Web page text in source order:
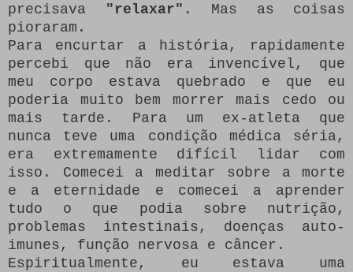
precisava
"relaxar" .
Mas as coisas
pioraram.
Para encurtar a história, rapidamente
percebi que não era invencível, que
meu corpo estava quebrado e que eu
poderia muito bem morrer mais cedo ou
mais tarde.
Para um ex-atleta que
nunca teve uma condição médica séria,
era extremamente difícil lidar com
isso.
Comecei a meditar sobre a morte
e a eternidade e comecei a aprender
tudo o que podia sobre nutrição,
problemas intestinais, doenças auto-
imunes, função nervosa e câncer.
Espiritualmente, eu estava uma